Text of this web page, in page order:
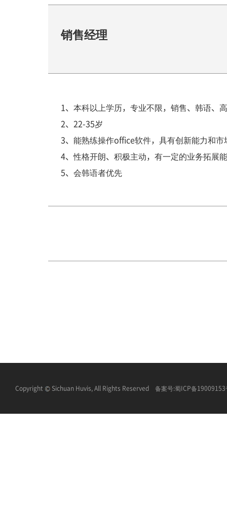
销售经理
1、本科以上学历，专业不限，销售、韩语、
2、22-35岁
3、能熟练操作office软件，具有创新能力和市
4、性格开朗、积极主动，有一定的业务拓展
5、会韩语者优先
Copyright Sichuan Huvis, All Rights Reserved 备案号:蜀ICP备19009153